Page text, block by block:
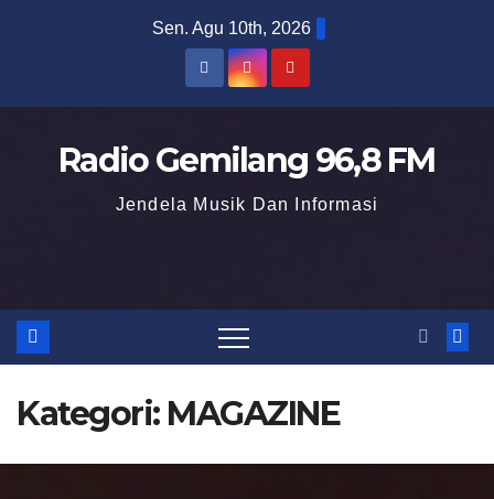
t
Sen. Agu 10th, 2026
Radio Gemilang 96,8 FM
Jendela Musik Dan Informasi
Kategori: MAGAZINE